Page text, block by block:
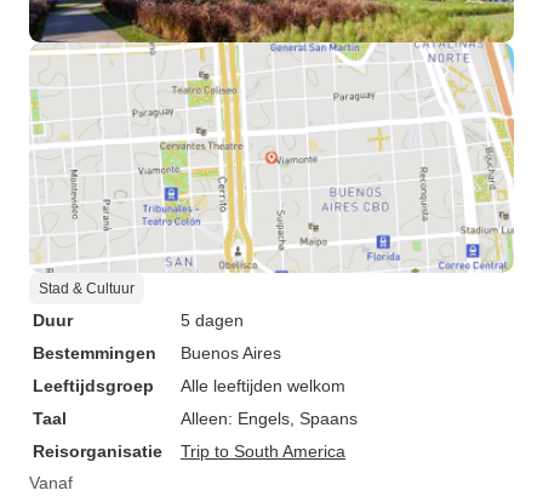
Stad & Cultuur
Duur
5 dagen
Bestemmingen
Buenos Aires
Leeftijdsgroep
Alle leeftijden welkom
Taal
Alleen: Engels, Spaans
Reisorganisatie
Trip to South America
Vanaf